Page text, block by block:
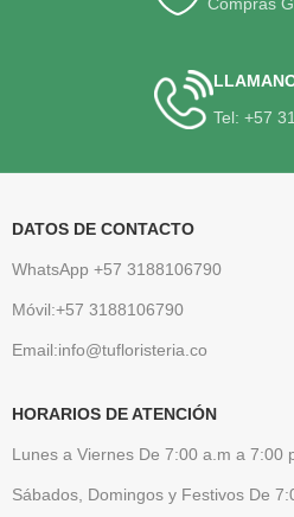
Tel: +57
DATOS DE CONTACTO
WhatsApp +57 3188106790
Móvil:+57 3188106790
Email:info@tufloristeria.co
HORARIOS DE ATENCIÓN
Lunes a Viernes De 7:00 a.m a 7:00
Sábados, Domingos y Festivos De